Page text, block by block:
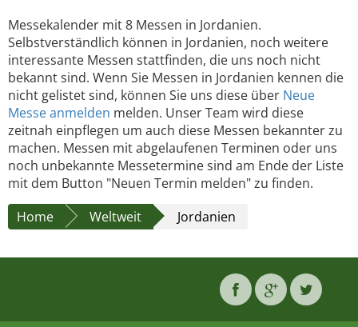
Messekalender mit 8 Messen in Jordanien.
Selbstverständlich können in Jordanien, noch weitere
interessante Messen stattfinden, die uns noch nicht
bekannt sind. Wenn Sie Messen in Jordanien kennen die
nicht gelistet sind, können Sie uns diese über Neue
Messe anmelden melden. Unser Team wird diese
zeitnah einpflegen um auch diese Messen bekannter zu
machen. Messen mit abgelaufenen Terminen oder uns
noch unbekannte Messetermine sind am Ende der Liste
mit dem Button "Neuen Termin melden" zu finden.
Home
Weltweit Jordanien